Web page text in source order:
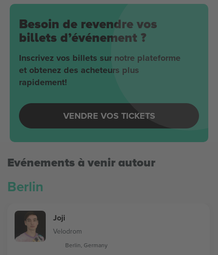
Besoin de revendre vos
billets d’événement ?
Inscrivez vos billets sur notre plateforme
et obtenez des acheteurs plus
rapidement!
VENDRE VOS TICKETS
Evénements à venir autour
Berlin
Joji
Velodrom
Berlin, Germany